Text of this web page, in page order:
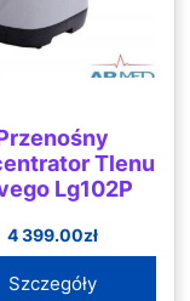
Tlenu
Lg102P
4 399.00zł
Szczegóły